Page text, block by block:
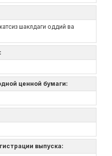
шаклдаги оддий ва
ценной бумаги:
выпуска: